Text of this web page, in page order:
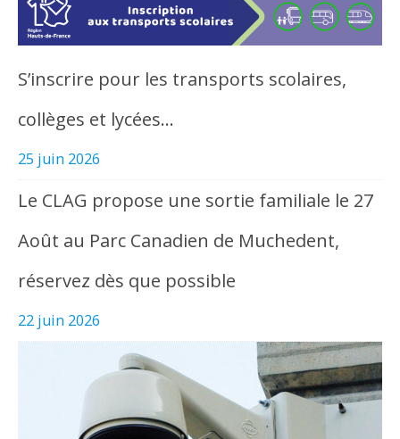
S’inscrire pour les transports scolaires,
collèges et lycées…
25 juin 2026
Le CLAG propose une sortie familiale le 27
Août au Parc Canadien de Muchedent,
réservez dès que possible
22 juin 2026